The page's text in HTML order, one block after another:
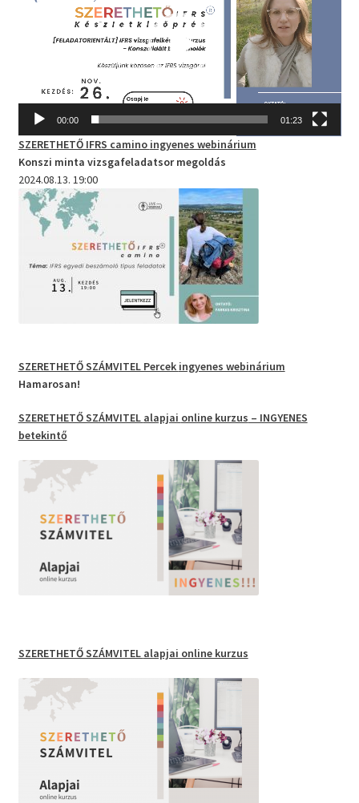
00:00 01:23
SZERETHETŐ IFRS camino ingyenes webinárium
Konszi minta vizsgafeladatsor megoldás
2024.08.13. 19:00
SZERETHETŐ SZÁMVITEL Percek ingyenes webinárium
Hamarosan!
SZERETHETŐ SZÁMVITEL alapjai online kurzus – INGYENES
betekintő
SZERETHETŐ SZÁMVITEL alapjai online kurzus